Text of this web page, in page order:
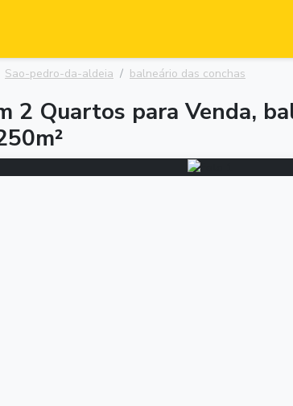
Sao-pedro-da-aldeia balneário das conchas
2 Quartos para Venda,